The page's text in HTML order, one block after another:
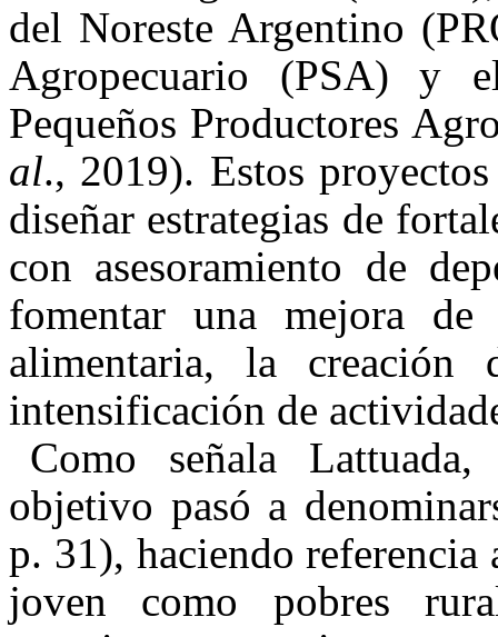
del Noreste Argentino
Agropecuario (PSA) y
Pequeños Productores
al., 2019). Estos
diseñar estrategias de
con asesoramiento de
fomentar una mejora
alimentaria, la creación
intensificación de
Como señala
objetivo pasó a
p. 31), haciendo
joven como pobres